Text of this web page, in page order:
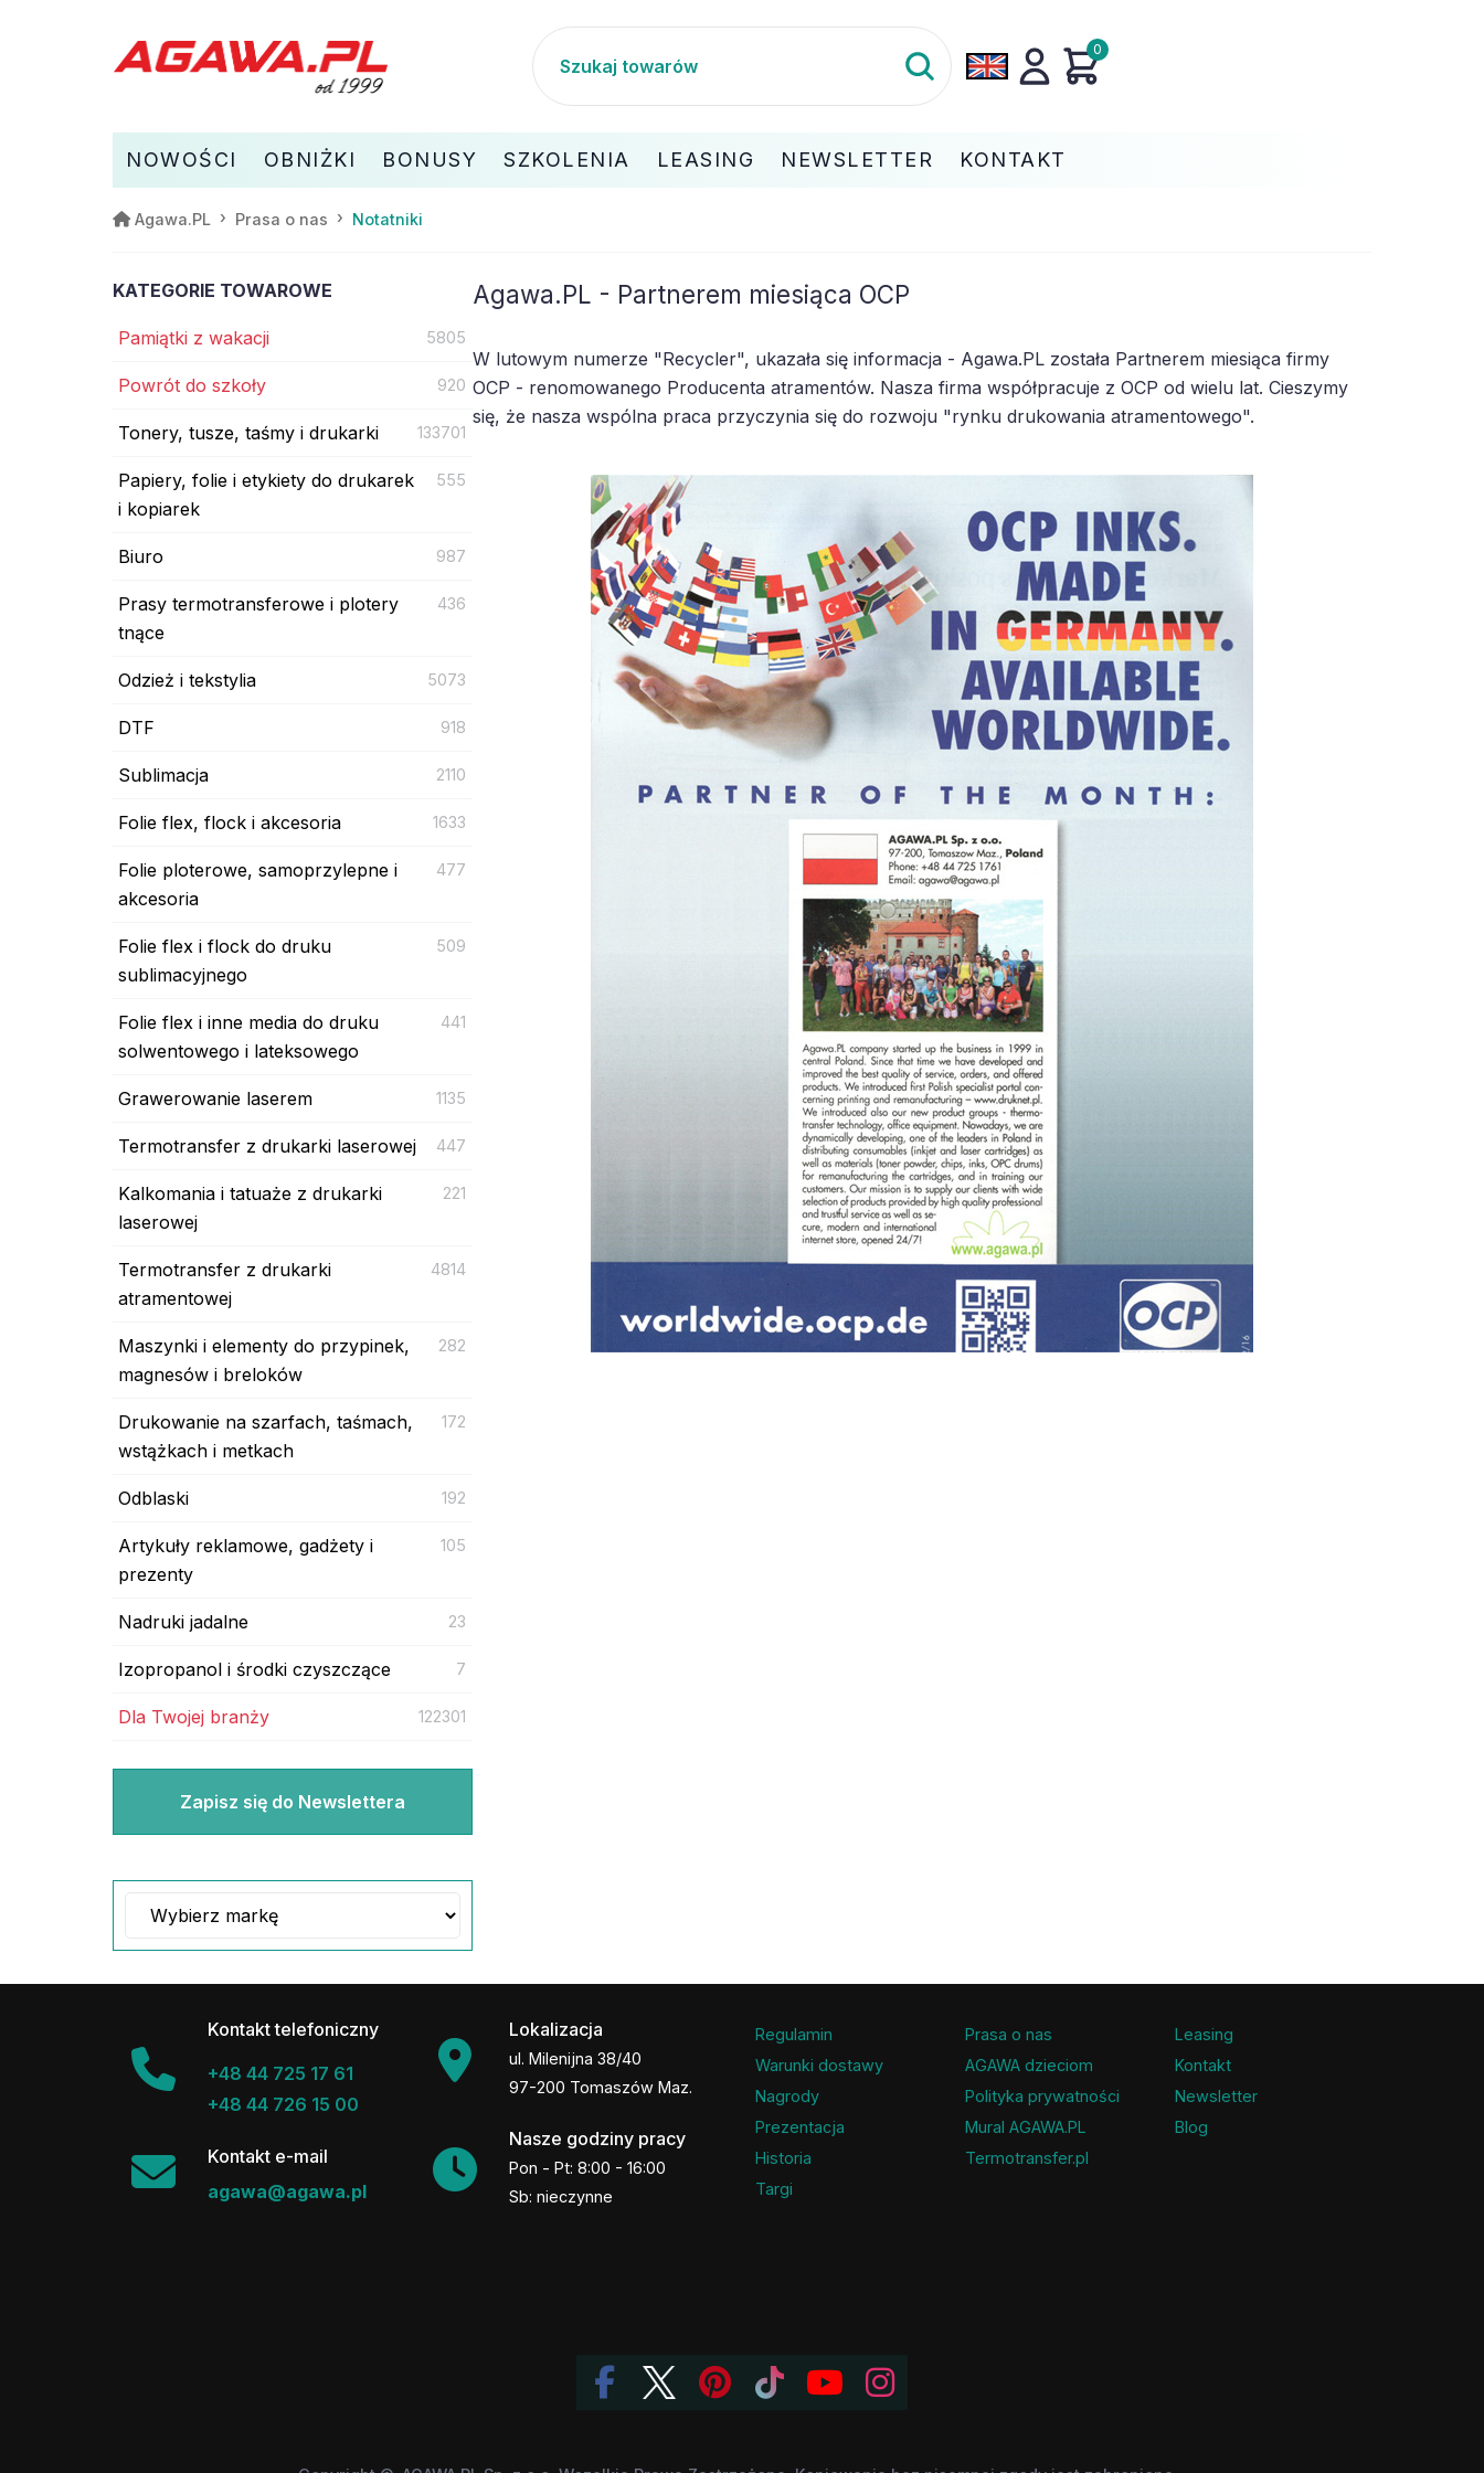
0
NOWOŚCI OBNIŻKI BONUSY SZKOLENIA LEASING NEWSLETTER KONTAKT
Agawa.PL Prasa o nas Notatniki
KATEGORIE TOWAROWE
Pamiątki z wakacji 5805
Powrót do szkoły 920
Tonery, tusze, taśmy i drukarki 133701
Papiery, folie i etykiety do drukarek
i kopiarek
555
Biuro 987
Prasy termotransferowe i plotery
tnące
436
Odzież i tekstylia 5073
DTF 918
Sublimacja 2110
Folie flex, flock i akcesoria 1633
Folie ploterowe, samoprzylepne i
akcesoria
477
Folie flex i flock do druku
sublimacyjnego
509
Folie flex i inne media do druku
solwentowego i lateksowego
441
Grawerowanie laserem 1135
Termotransfer z drukarki laserowej 447
Kalkomania i tatuaże z drukarki
laserowej
221
Termotransfer z drukarki
atramentowej
4814
Maszynki i elementy do przypinek,
magnesów i breloków
282
Drukowanie na szarfach, taśmach,
wstążkach i metkach
172
Odblaski 192
Artykuły reklamowe, gadżety i
prezenty
105
Nadruki jadalne 23
Izopropanol i środki czyszczące 7
Dla Twojej branży 122301
Zapisz się do Newslettera
Agawa.PL - Partnerem miesiąca OCP
W lutowym numerze "Recycler", ukazała się informacja - Agawa.PL została Partnerem miesiąca firmy
OCP - renomowanego Producenta atramentów. Nasza firma współpracuje z OCP od wielu lat. Cieszymy
się, że nasza wspólna praca przyczynia się do rozwoju "rynku drukowania atramentowego".
Kontakt telefoniczny
+48 44 725 17 61
+48 44 726 15 00
Kontakt e-mail
agawa@agawa.pl
Lokalizacja
ul. Milenijna 38/40
97-200 Tomaszów Maz.
Nasze godziny pracy
Pon - Pt: 8:00 - 16:00
Sb: nieczynne
Regulamin
Warunki dostawy
Nagrody
Prezentacja
Historia
Targi
Prasa o nas
AGAWA dzieciom
Polityka prywatności
Mural AGAWA.PL
Termotransfer.pl
Leasing
Kontakt
Newsletter
Blog